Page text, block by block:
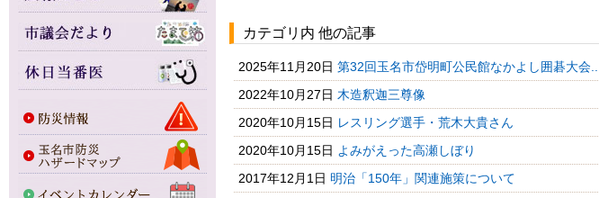
カテゴリ内 他の記事
2025年11月20日 第32回玉名市岱明町公民館なかよし囲碁大会...
2022年10月27日 木造釈迦三尊像
2020年10月15日 レスリング選手・荒木大貴さん
2020年10月15日 よみがえった高瀬しぼり
2017年12月1日 明治「150年」関連施策について